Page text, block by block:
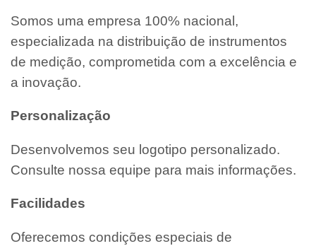
Somos uma empresa 100% nacional,
especializada na distribuição de instrumentos
de medição, comprometida com a excelência e
a inovação.
Personalização
Desenvolvemos seu logotipo personalizado.
Consulte nossa equipe para mais informações.
Facilidades
Oferecemos condições especiais de